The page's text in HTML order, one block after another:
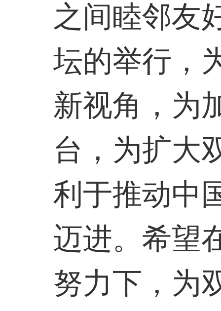
之间睦邻友
坛的举行，
新视角，为
台，为扩大
利于推动中
迈进。希望
努力下，为